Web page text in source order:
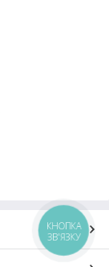
КНОПКА
ЗВ'ЯЗКУ